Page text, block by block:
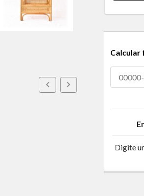
Calcular
Digite